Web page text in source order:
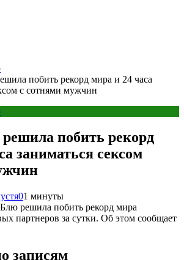
побить рекорд мира и 24 часа
с сотнями мужчин
решила побить рекорд
заниматься сексом
01 минуты
решила побить рекорд мира
партнеров за сутки. Об этом сообщает
записям